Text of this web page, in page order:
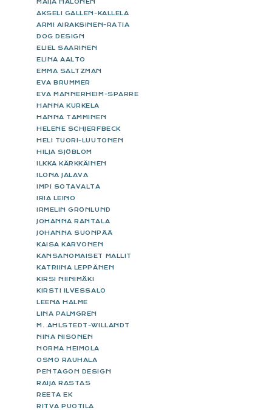
MAIJA HALONEN
AKSELI GALLEN-KALLELA
ARMI AIRAKSINEN-RATIA
DOG DESIGN
ELIEL SAARINEN
ELINA AALTO
EMMA SALTZMAN
EVA BRUMMER
EVA MANNERHEIM-SPARRE
HANNA KURKELA
HANNA TAMMINEN
HELENE SCHJERFBECK
HELI TUORI-LUUTONEN
HILJA SJÖBLOM
ILKKA KÄRKKÄINEN
ILONA JALAVA
IMPI SOTAVALTA
IRIA LEINO
IRMELIN GRÖNLUND
JOHANNA RANTALA
JOHANNA SUONPÄÄ
KAISA KARVONEN
KANSANOMAISET MALLIT
KATRIINA LEPPÄNEN
KIRSI NIINIMÄKI
KIRSTI ILVESSALO
LEENA HALME
LINA PALMGREN
M. AHLSTEDT-WILLANDT
NINA NISONEN
NORMA HEIMOLA
OSMO RAUHALA
PENTAGON DESIGN
RAIJA RASTAS
REETA EK
RITVA PUOTILA